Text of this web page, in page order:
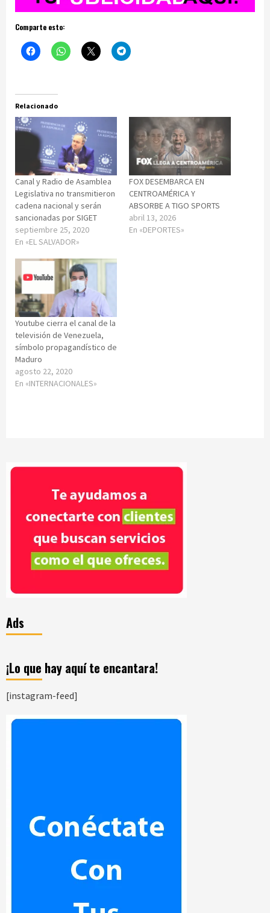
Comparte esto:
Relacionado
Canal y Radio de Asamblea
Legislativa no transmitieron
cadena nacional y serán
sancionadas por SIGET
septiembre 25, 2020
En «EL SALVADOR»
FOX DESEMBARCA EN
CENTROAMÉRICA Y
ABSORBE A TIGO SPORTS
abril 13, 2026
En «DEPORTES»
Youtube cierra el canal de la
televisión de Venezuela,
símbolo propagandístico de
Maduro
agosto 22, 2020
En «INTERNACIONALES»
Ads
¡Lo que hay aquí te encantara!
[instagram-feed]